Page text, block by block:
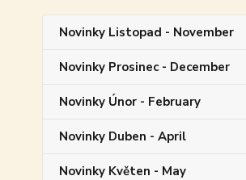
Novinky Listopad - November
Novinky Prosinec - December
Novinky Únor - February
Novinky Duben - April
Novinky Květen - May